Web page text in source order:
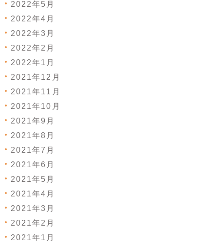
2022年5月
2022年4月
2022年3月
2022年2月
2022年1月
2021年12月
2021年11月
2021年10月
2021年9月
2021年8月
2021年7月
2021年6月
2021年5月
2021年4月
2021年3月
2021年2月
2021年1月